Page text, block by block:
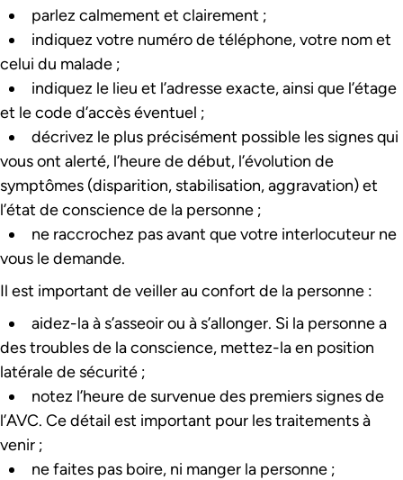
parlez calmement et clairement ;
indiquez votre numéro de téléphone, votre nom et
celui du malade ;
indiquez le lieu et l’adresse exacte, ainsi que l’étage
et le code d’accès éventuel ;
décrivez le plus précisément possible les signes qui
vous ont alerté, l’heure de début, l’évolution de
symptômes (disparition, stabilisation, aggravation) et
l’état de conscience de la personne ;
ne raccrochez pas avant que votre interlocuteur ne
vous le demande.
Il est important de veiller au confort de la personne :
aidez-la à s’asseoir ou à s’allonger. Si la personne a
des troubles de la conscience, mettez-la en position
latérale de sécurité ;
notez l’heure de survenue des premiers signes de
l’AVC. Ce détail est important pour les traitements à
venir ;
ne faites pas boire, ni manger la personne ;